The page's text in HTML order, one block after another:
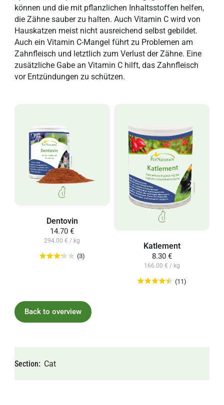
können und die mit pflanzlichen Inhaltsstoffen helfen,
die Zähne sauber zu halten. Auch Vitamin C wird von
Hauskatzen meist nicht ausreichend selbst gebildet.
Auch ein Vitamin C-Mangel führt zu Problemen am
Zahnfleisch und letztlich zum Verlust der Zähne. Eine
zusätzliche Gabe an Vitamin C hilft, das Zahnfleisch
vor Entzündungen zu schützen.
Dentovin
14.70 €
294.00 € / kg
(3)
Katlement
8.30 €
166.00 € / kg
(11)
Section Cat
Back to overview